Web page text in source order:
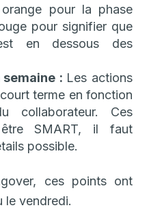
pour la phase
pour signifier que
en dessous des
: Les actions
terme en fonction
collaborateur. Ces
SMART, il faut
possible.
ces points ont
le vendredi.